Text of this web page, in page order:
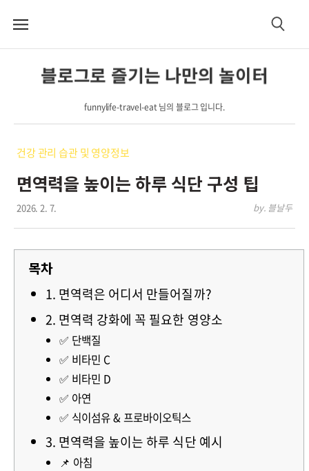
메
검
블로그로 즐기는 나만의 놀이터
funnylife-travel-eat 님의 블로그 입니다.
건강 관리 습관 및 영양정보
면역력을 높이는 하루 식단 구성 팁
2026. 2. 7. by. 블날두
목차
1. 면역력은 어디서 만들어질까?
2. 면역력 강화에 꼭 필요한 영양소
✅ 단백질
✅ 비타민 C
✅ 비타민 D
✅ 아연
✅ 식이섬유 & 프로바이오틱스
3. 면역력을 높이는 하루 식단 예시
📌 아침